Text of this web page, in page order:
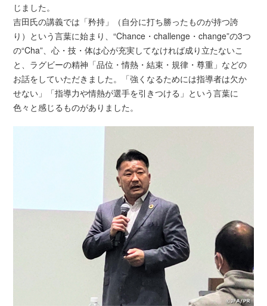
じました。
吉田氏の講義では「矜持」（自分に打ち勝ったものが持つ誇
り）という言葉に始まり、“Chance・challenge・change”の3つ
の“Cha”、心・技・体は心が充実してなければ成り立たないこ
と、ラグビーの精神「品位・情熱・結束・規律・尊重」などの
お話をしていただきました。「強くなるためには指導者は欠か
せない」「指導力や情熱が選手を引きつける」という言葉に
色々と感じるものがありました。